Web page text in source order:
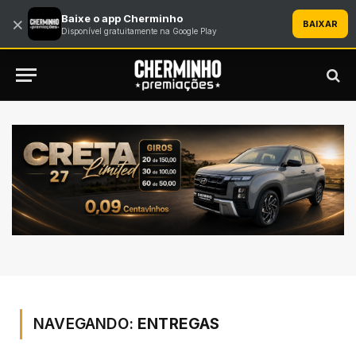
NAVEGANDO: ENTREGAS
× Baixe o app Cherminho
Disponível gratuitamente na Google Play
BAIXAR